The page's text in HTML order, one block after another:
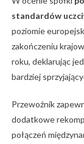
standardów
poziomie
zakończeniu
roku, deklarując
bardziej
Przewoźnik
dodatkowe
połączeń